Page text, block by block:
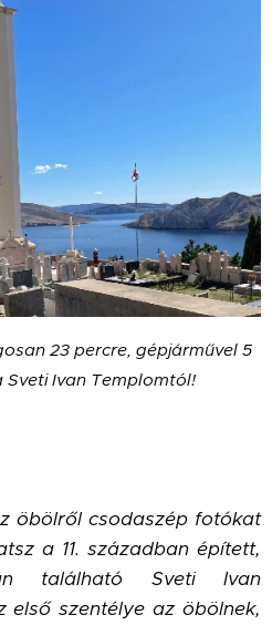
23 percre, gépjárművel 5
Ivan Templomtól!
öbölről csodaszép fotókat
a 11. században épített,
található Sveti Ivan
első szentélye az öbölnek,